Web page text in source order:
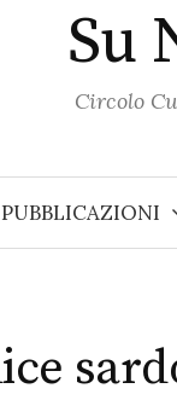
Su
Circolo
PUBBLICAZIONI